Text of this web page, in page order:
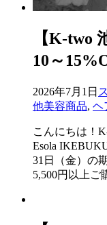
【K-two
10～
2026年7月1日
他美容商品, ヘ
こんにちは！
Esola
31日（金）の
5,500円以上